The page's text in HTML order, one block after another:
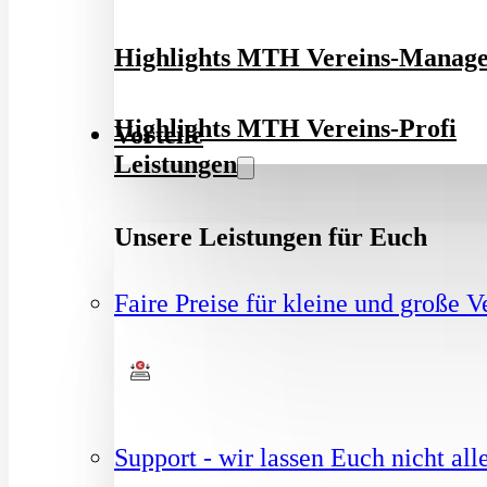
Highlights MTH Vereins-
Highlights MTH Vereins-Profi
Vorteile
Leistungen
Unsere Leistungen für Euch
Faire Preise für kleine und große
Support - wir lassen Euch nicht